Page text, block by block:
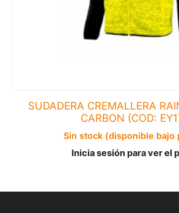
SUDADERA CREMALLERA
CARBON (COD:
Sin stock (disponible bajo
Inicia sesión para ver el